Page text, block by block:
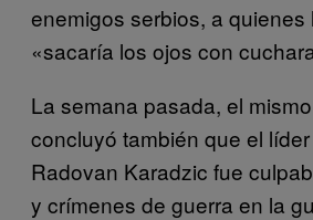
enemigos serbios, a quienes
«sacaría los ojos con
La semana pasada, el
concluyó también que el
Radovan Karadzic fue
y crímenes de guerra en la